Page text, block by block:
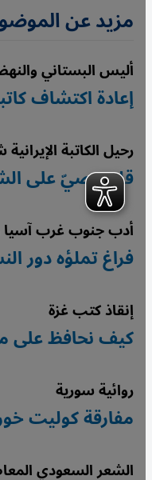
مزيد عن
أليس البستاني
إعادة اكتشاف
رحيل الكاتبة
قلم عصيّ على
أدب جنوب غرب آسيا
فراغ تملؤه دور
إنقاذ كتب غزة
كيف نحافظ على
روائية سورية
مفارقة كوليت
الشعر السعودي